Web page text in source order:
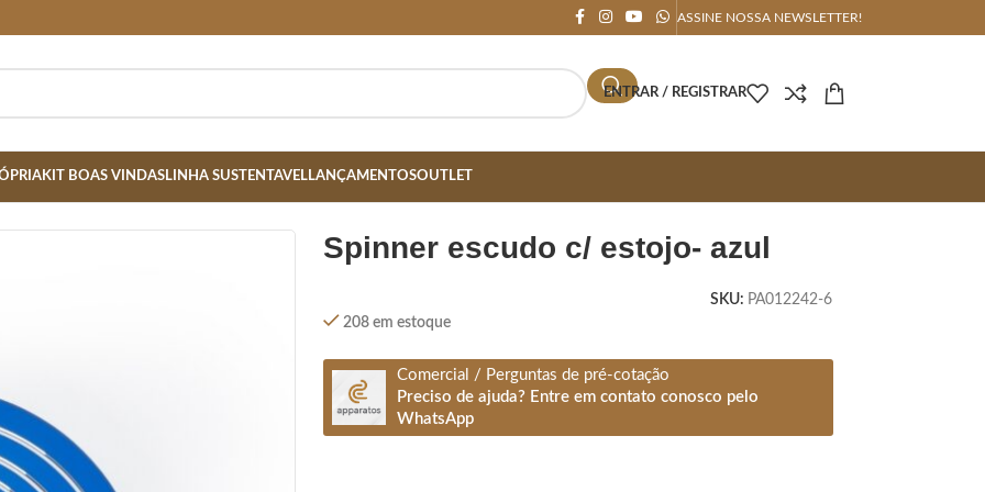
ASSINE NOSSA NEWSLETTER!
ENTRAR / REGISTRAR
KIT BOAS VINDASLINHA SUSTENTAVELLANÇAMENTOSOUTLET
spinner escudo c/ estojo- azul
SKU: PA012242-6
208 em estoque
Comercial / Perguntas de pré-cotação
Preciso de ajuda? Entre em contato conosco pelo
WhatsApp